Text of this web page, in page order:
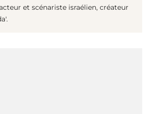
et scénariste israélien, créateur